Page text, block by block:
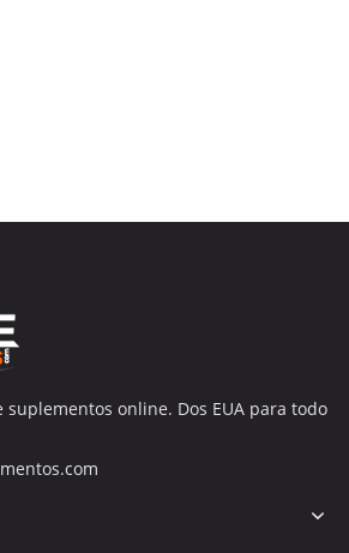
online. Dos EUA para todo